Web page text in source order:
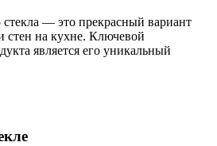
— это прекрасный вариант
стен на кухне. Ключевой
является его уникальный